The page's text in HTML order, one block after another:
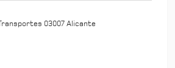
03007 Alicante